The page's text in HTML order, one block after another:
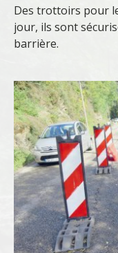
Des trottoirs pour
jour, ils sont
barrière.